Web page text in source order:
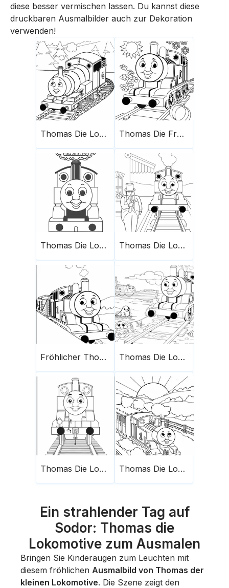
diese besser vermischen lassen. Du kannst diese
druckbaren Ausmalbilder auch zur Dekoration
verwenden!
Thomas Die Lokomotive Malvorlage 5 Thomas Die Fröhliche Lokomotive
Thomas Die Lokomotive Malvorlage 2 Thomas Die Lokomotive Malvorlage 4
Fröhlicher Thomas Die Lokomotive Thomas Die Lokomotive Malvorlage 13
Thomas Die Lokomotive Thomas Die Lokomotive Und Die Sonne
Ein strahlender Tag auf
Sodor: Thomas die
Lokomotive zum Ausmalen
Bringen Sie Kinderaugen zum Leuchten mit
diesem fröhlichen Ausmalbild von Thomas der
kleinen Lokomotive. Die Szene zeigt den